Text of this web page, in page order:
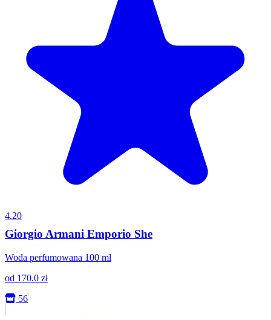
4.20
Giorgio Armani Emporio She
Woda perfumowana 100 ml
od 170.0 zł
56